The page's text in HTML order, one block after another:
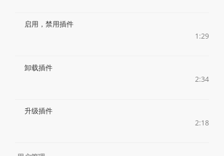
启用，禁用插件
1:29
卸载插件
2:34
升级插件
2:18